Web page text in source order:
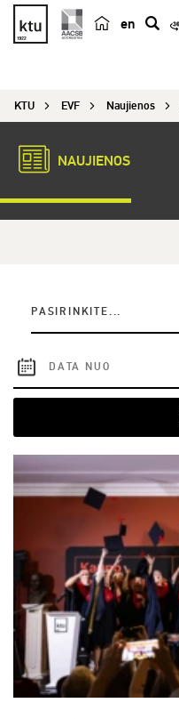
en
e
KTU EVF Naujienos
NAUJIENOS
PASIRINKITE...